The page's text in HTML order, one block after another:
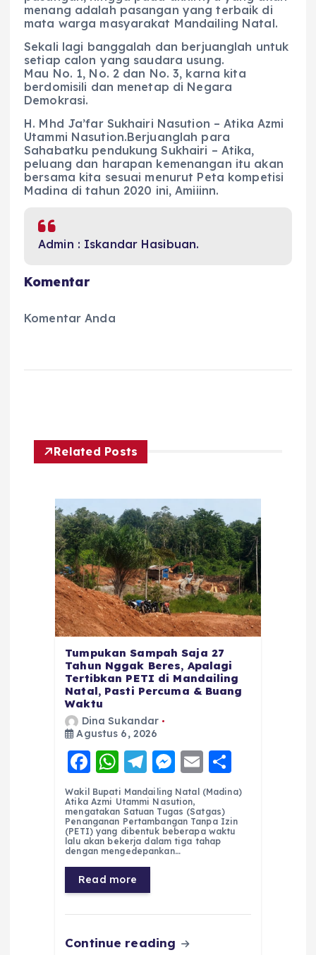
menang adalah pasangan yang terbaik di
mata warga masyarakat Mandailing Natal.
Sekali lagi banggalah dan berjuanglah untuk
setiap calon yang saudara usung.
Mau No. 1, No. 2 dan No. 3, karna kita
berdomisili dan menetap di Negara
Demokrasi.
H. Mhd Ja’far Sukhairi Nasution – Atika Azmi
Utammi Nasution.Berjuanglah para
Sahabatku pendukung Sukhairi – Atika,
peluang dan harapan kemenangan itu akan
bersama kita sesuai menurut Peta kompetisi
Madina di tahun 2020 ini, Amiiinn.
Admin : Iskandar Hasibuan.
Komentar
Komentar Anda
Related Posts
Tumpukan Sampah Saja 27
Tahun Nggak Beres, Apalagi
Tertibkan PETI di Mandailing
Natal, Pasti Percuma & Buang
Waktu
Dina Sukandar
Agustus 6, 2026
F
a
c
e
b
o
o
k
W
h
a
ts
A
p
p
T
el
e
g
r
a
m
M
e
ss
e
n
E
m
ai
l
h
re
Wakil Bupati Mandailing Natal (Madina)
Atika Azmi Utammi Nasution,
mengatakan Satuan Tugas (Satgas)
Penanganan Pertambangan Tanpa Izin
(PETI) yang dibentuk beberapa waktu
lalu akan bekerja dalam tiga tahap
dengan mengedepankan…
Read more
Continue reading